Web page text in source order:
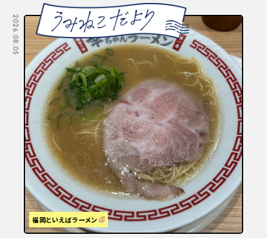
2026.08.05
福岡といえばラーメン